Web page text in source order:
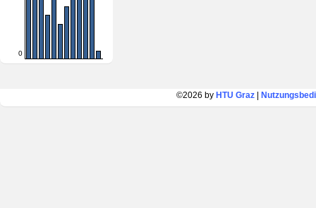
0
©2026 by HTU Graz|